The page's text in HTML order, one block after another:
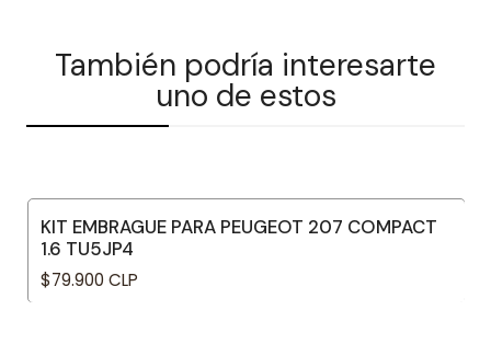
También podría interesarte
uno de estos
KIT EMBRAGUE PARA PEUGEOT 207 COMPACT
1.6 TU5JP4
$79.900 CLP